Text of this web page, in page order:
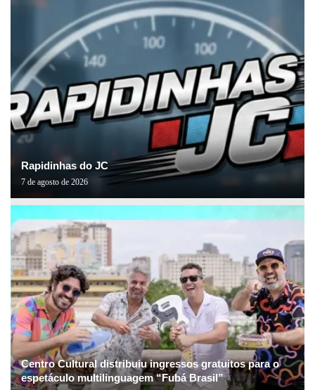
Rapidinhas do JC
7 de agosto de 2026
Centro Cultural distribuiu ingressos gratuitos para o
espetáculo multilinguagem “Fubá Brasil”